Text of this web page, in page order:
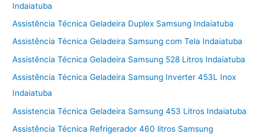
Indaiatuba
Assistência Técnica Geladeira Duplex Samsung Indaiatuba
Assistência Técnica Geladeira Samsung com Tela Indaiatuba
Assistência Técnica Geladeira Samsung 528 Litros Indaiatuba
Assistência Técnica Geladeira Samsung Inverter 453L Inox
Indaiatuba
Assistencia Técnica Geladeira Samsung 453 Litros Indaiatuba
Assistência Técnica Refrigerador 460 litros Samsung